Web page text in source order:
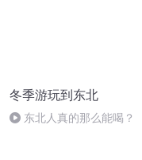
冬季游玩到东北
东北人真的那么能喝？